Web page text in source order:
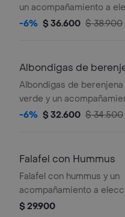
un acompañamiento a
acompañamiento de la
-6% $ 36.600 $ 38.900
Albondigas de
salsa Verde
Albondigas de berenjena
verde y un
elección. El
-6% $ 32.600 $ 34.500
Falafel con Hummus
Falafel con hummus y un
acompañamiento a
acompañamiento de la
$ 29.900